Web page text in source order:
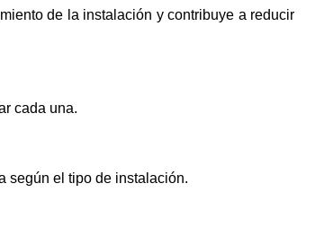
de la instalación y contribuye a reducir
cada una.
según el tipo de instalación.